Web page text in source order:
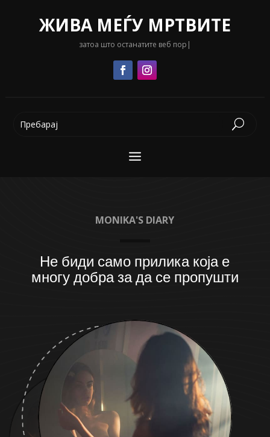
ЖИВА МЕЃУ МРТВИТЕ
затоа што останатите веб портали
MONIKA'S DIARY
Не биди само прилика која е
многу добра за да се пропушти